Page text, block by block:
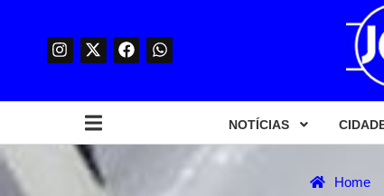
NOTÍCIAS
Home